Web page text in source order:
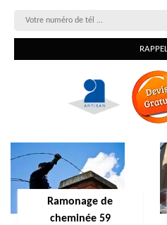
Ramonage de
cheminée 59